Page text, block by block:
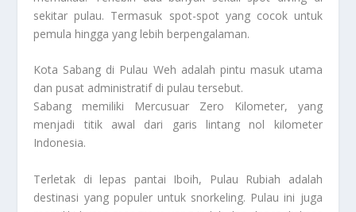
sekitar pulau. Termasuk spot-spot yang cocok untuk
pemula hingga yang lebih berpengalaman.
Kota Sabang di Pulau Weh adalah pintu masuk utama
dan pusat administratif di pulau tersebut.
Sabang memiliki Mercusuar Zero Kilometer, yang
menjadi titik awal dari garis lintang nol kilometer
Indonesia.
Terletak di lepas pantai Iboih, Pulau Rubiah adalah
destinasi yang populer untuk snorkeling. Pulau ini juga